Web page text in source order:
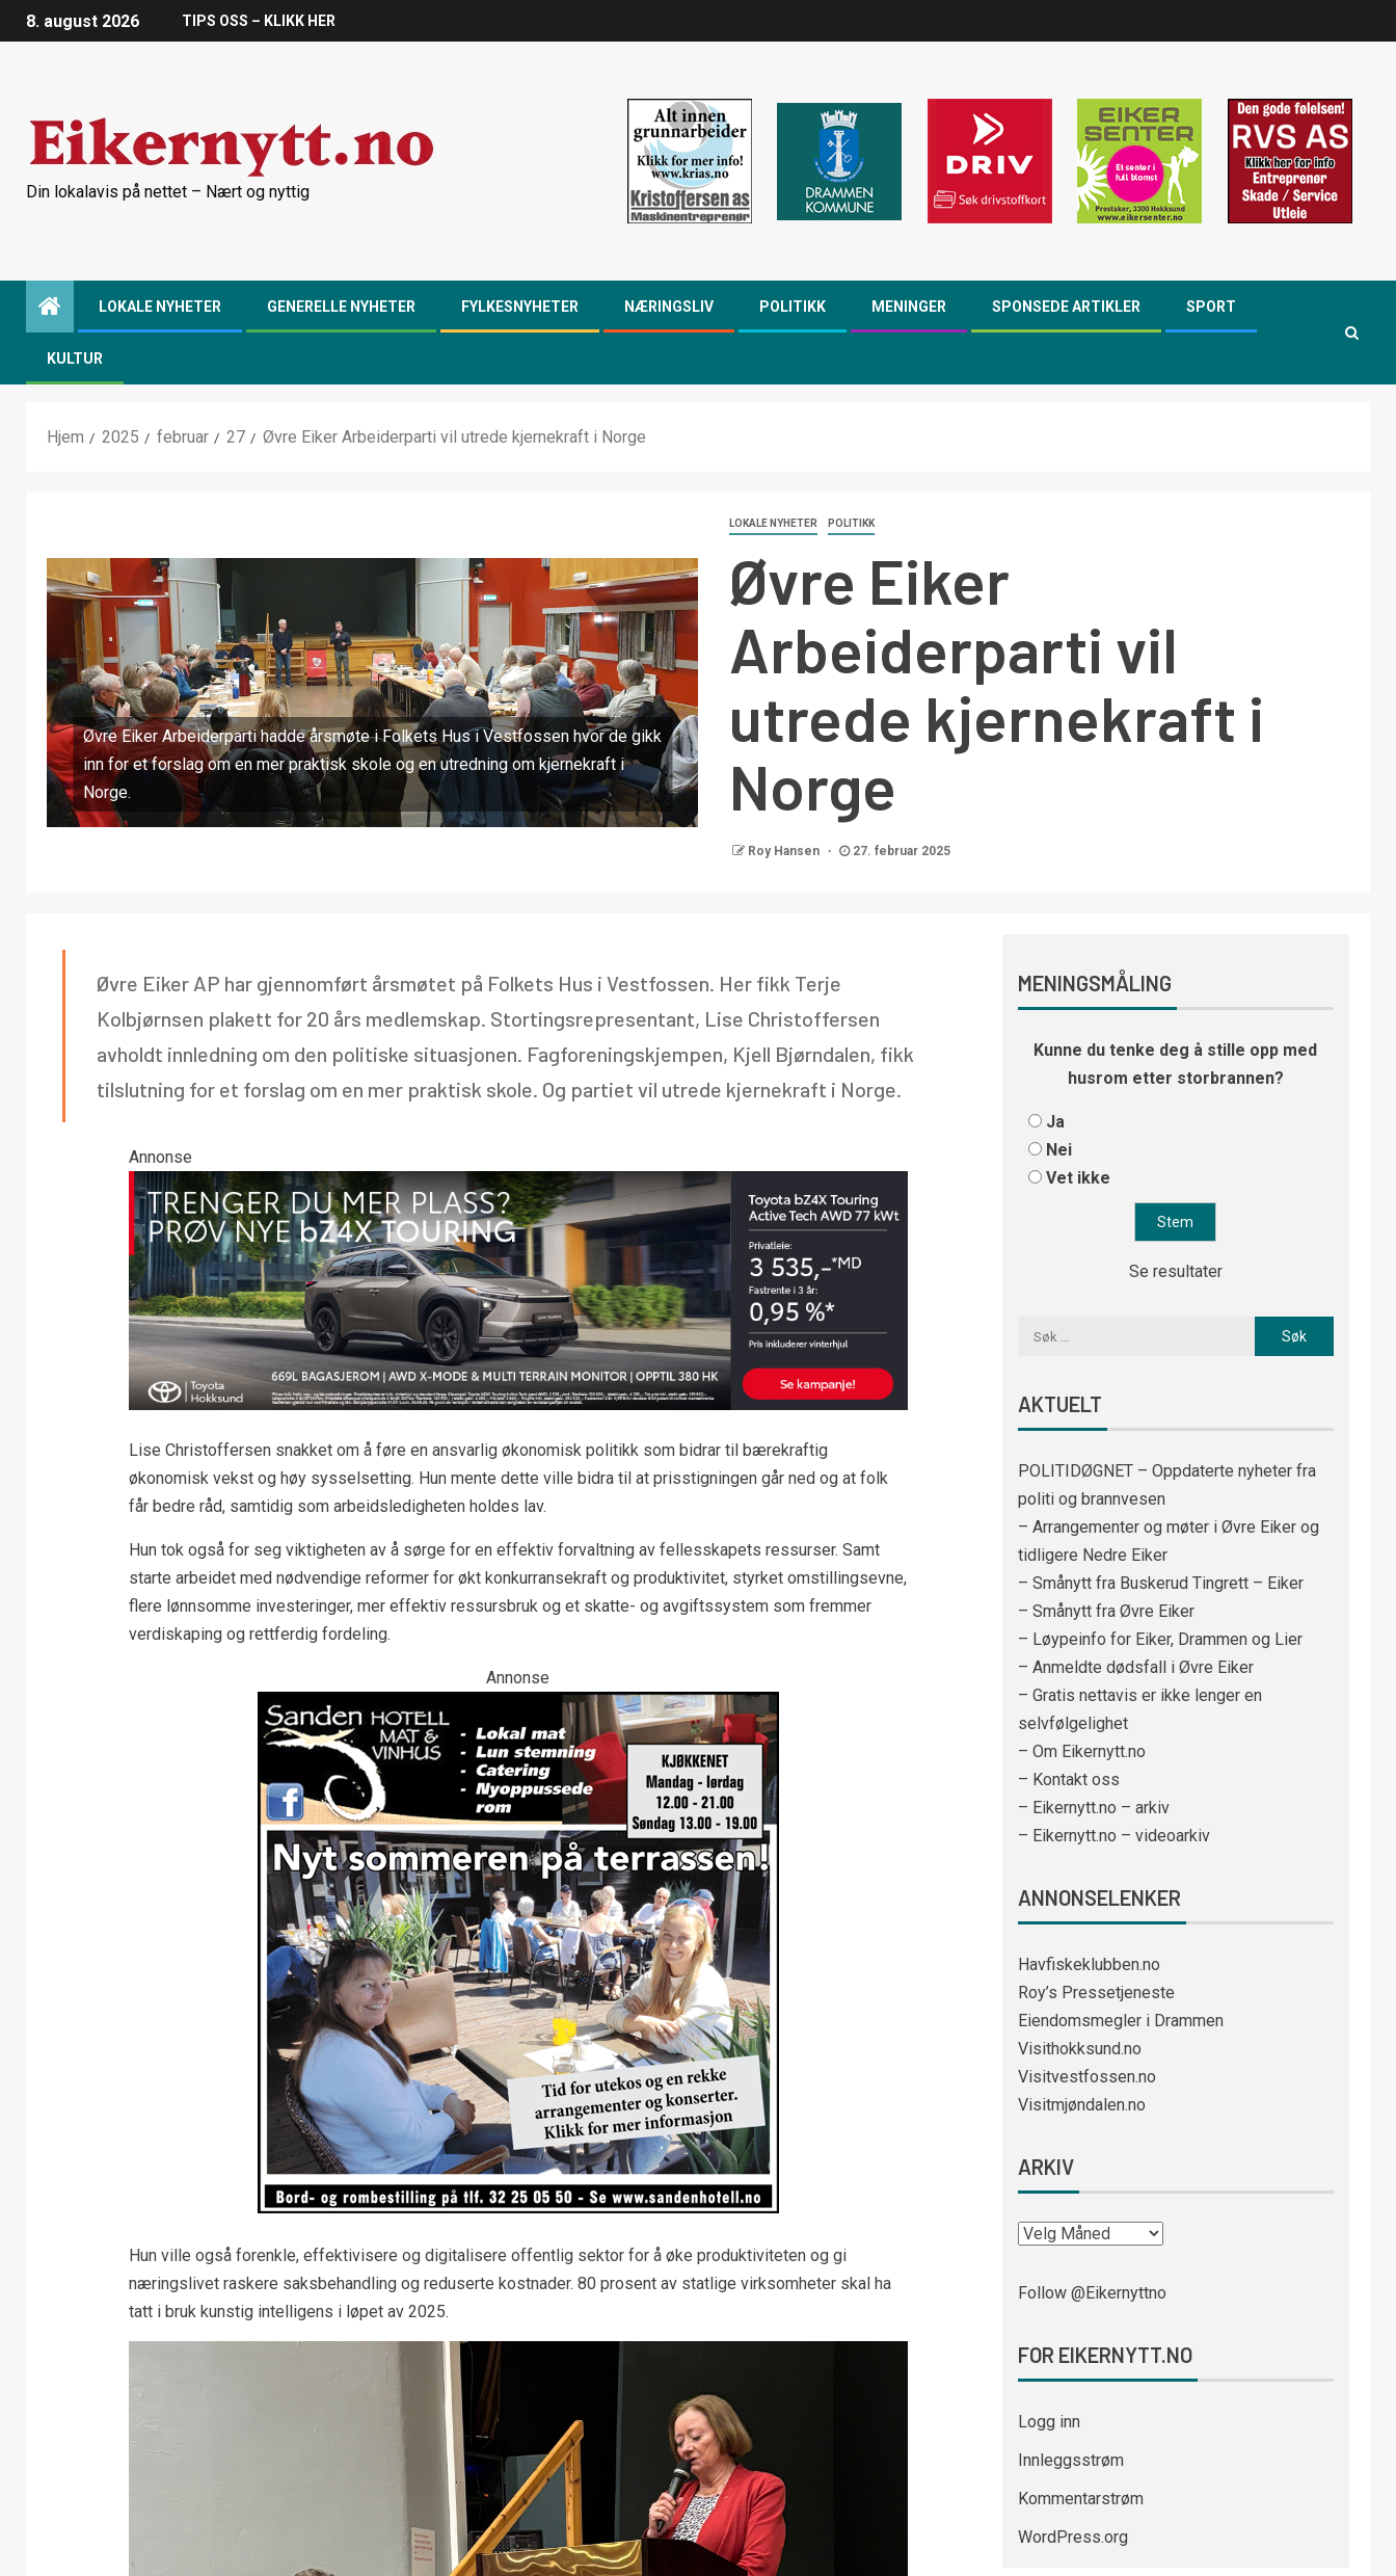
8. august 2026 TIPS OSS – KLIKK HER
Din lokalavis på nettet – Nært og nyttig
LOKALE NYHETER GENERELLE NYHETER FYLKESNYHETER NÆRINGSLIV POLITIKK MENINGER SPONSEDE ARTIKLER SPORT
KULTUR
Hjem 2025 februar 27 Øvre Eiker Arbeiderparti vil utrede kjernekraft i Norge
Øvre Eiker Arbeiderparti hadde årsmøte i Folkets Hus i Vestfossen hvor de gikk
inn for et forslag om en mer praktisk skole og en utredning om kjernekraft i
Norge.
LOKALE NYHETER POLITIKK
Øvre Eiker
Arbeiderparti vil
utrede kjernekraft i
Norge
Roy Hansen 27. februar 2025
Øvre Eiker AP har gjennomført årsmøtet på Folkets Hus i Vestfossen. Her fikk Terje
Kolbjørnsen plakett for 20 års medlemskap. Stortingsrepresentant, Lise Christoffersen
avholdt innledning om den politiske situasjonen. Fagforeningskjempen, Kjell Bjørndalen, fikk
tilslutning for et forslag om en mer praktisk skole. Og partiet vil utrede kjernekraft i Norge.
Annonse
Lise Christoffersen snakket om å føre en ansvarlig økonomisk politikk som bidrar til bærekraftig
økonomisk vekst og høy sysselsetting. Hun mente dette ville bidra til at prisstigningen går ned og at folk
får bedre råd, samtidig som arbeidsledigheten holdes lav.
Hun tok også for seg viktigheten av å sørge for en effektiv forvaltning av fellesskapets ressurser. Samt
starte arbeidet med nødvendige reformer for økt konkurransekraft og produktivitet, styrket omstillingsevne,
flere lønnsomme investeringer, mer effektiv ressursbruk og et skatte- og avgiftssystem som fremmer
verdiskaping og rettferdig fordeling.
Annonse
Hun ville også forenkle, effektivisere og digitalisere offentlig sektor for å øke produktiviteten og gi
næringslivet raskere saksbehandling og reduserte kostnader. 80 prosent av statlige virksomheter skal ha
tatt i bruk kunstig intelligens i løpet av 2025.
MENINGSMÅLING
Kunne du tenke deg å stille opp med
husrom etter storbrannen?
Ja
Nei
Vet ikke
Se resultater
AKTUELT
POLITIDØGNET – Oppdaterte nyheter fra
politi og brannvesen
– Arrangementer og møter i Øvre Eiker og
tidligere Nedre Eiker
– Smånytt fra Buskerud Tingrett – Eiker
– Smånytt fra Øvre Eiker
– Løypeinfo for Eiker, Drammen og Lier
– Anmeldte dødsfall i Øvre Eiker
– Gratis nettavis er ikke lenger en
selvfølgelighet
– Om Eikernytt.no
– Kontakt oss
– Eikernytt.no – arkiv
– Eikernytt.no – videoarkiv
ANNONSELENKER
Havfiskeklubben.no
Roy’s Pressetjeneste
Eiendomsmegler i Drammen
Visithokksund.no
Visitvestfossen.no
Visitmjøndalen.no
ARKIV
Follow @Eikernyttno
FOR EIKERNYTT.NO
Logg inn
Innleggsstrøm
Kommentarstrøm
WordPress.org